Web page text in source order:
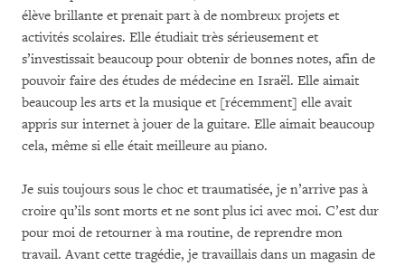
élève brillante et prenait part à de nombreux projets et
activités scolaires. Elle étudiait très sérieusement et
s’investissait beaucoup pour obtenir de bonnes notes, afin de
pouvoir faire des études de médecine en Israël. Elle aimait
beaucoup les arts et la musique et [récemment] elle avait
appris sur internet à jouer de la guitare. Elle aimait beaucoup
cela, même si elle était meilleure au piano.
Je suis toujours sous le choc et traumatisée, je n’arrive pas à
croire qu’ils sont morts et ne sont plus ici avec moi. C’est dur
pour moi de retourner à ma routine, de reprendre mon
travail. Avant cette tragédie, je travaillais dans un magasin de